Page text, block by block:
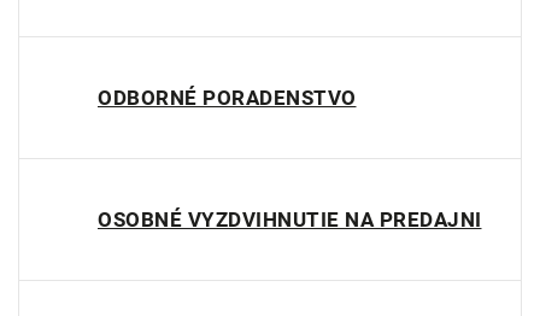
ODBORNÉ PORADENSTVO
OSOBNÉ VYZDVIHNUTIE NA PREDAJNI